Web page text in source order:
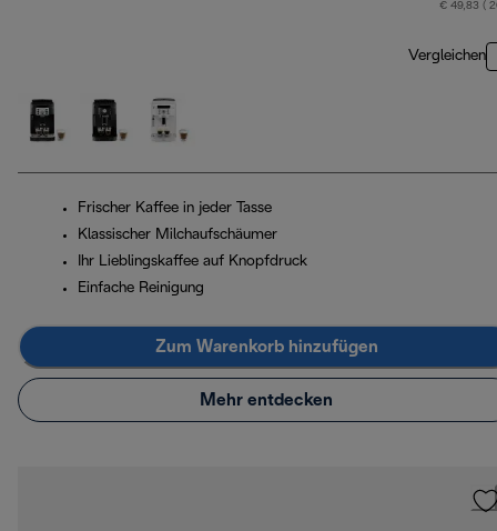
€ 49,83 (
Vergleichen
Frischer Kaffee in jeder Tasse
Klassischer Milchaufschäumer
Ihr Lieblingskaffee auf Knopfdruck
Einfache Reinigung
Zum Warenkorb hinzufügen
Mehr entdecken